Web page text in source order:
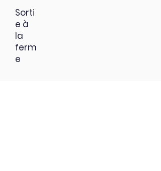
Sorti
e à
la
ferm
e